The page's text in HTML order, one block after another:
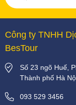
Công ty TNHH
BesTour
Số 23 ngõ Huế,
Thành phố Hà
093 529 3456